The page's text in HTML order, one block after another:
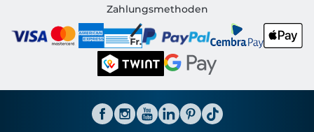
Shirtinator CH
Zahlungsmethoden